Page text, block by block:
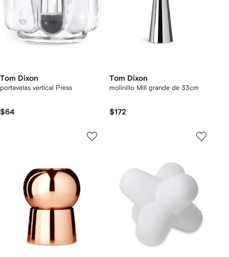
Tom Dixon
portavelas vertical Press
$64
Tom Dixon
molinillo Mill grande de 33cm
$172